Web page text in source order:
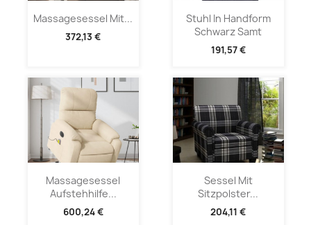
Massagesessel Mit...
372,13 €
Stuhl In Handform
Schwarz Samt
191,57 €
Massagesessel
Aufstehhilfe...
600,24 €
Sessel Mit
Sitzpolster...
204,11 €